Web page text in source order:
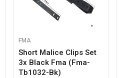
FMA
Short Malice Clips Set
3x Black Fma (fma-
Tb1032-Bk)